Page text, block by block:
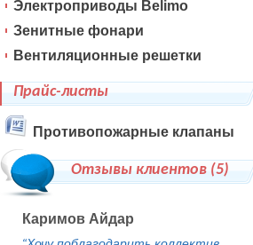
Электроприводы Belimo
Зенитные фонари
Вентиляционные решетки
Прайс-листы
Противопожарные клапаны
Отзывы клиентов (5)
Каримов Айдар